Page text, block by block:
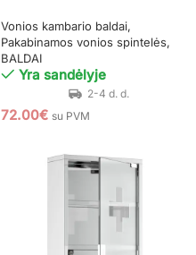
Vonios kambario baldai
Pakabinamos vonios spintelės
BALDAI
Yra sandėlyje
72.00€ su PVM